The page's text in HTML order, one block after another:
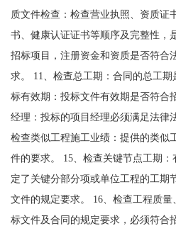
质文件检查：检查营业执照、资质证
书、健康认证证书等顺序及完整性，
招标项目，注册资金和资质是否符合
求。 11、检查总工期：合同的总工
标有效期：投标文件有效期是否符合
经理：投标的项目经理必须满足法律
检查类似工程施工业绩：提供的类似
件的要求。 15、检查关键节点工期
定了关键分部分项或单位工程的工期
文件的规定要求。 16、检查工程质
标文件及合同的规定要求，必须符合